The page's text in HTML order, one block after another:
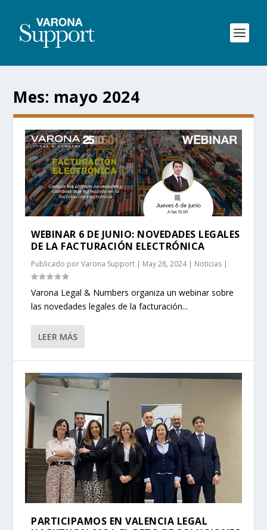
Mes: mayo 2024
WEBINAR 6 DE JUNIO: NOVEDADES LEGALES
DE LA FACTURACIÓN ELECTRÓNICA
Publicado porVarona Support | May 28, 2024| Noticias |
Varona Legal & Numbers organiza un webinar sobre
las novedades legales de la facturación...
LEER MÁS
PARTICIPAMOS EN VALENCIA LEGAL